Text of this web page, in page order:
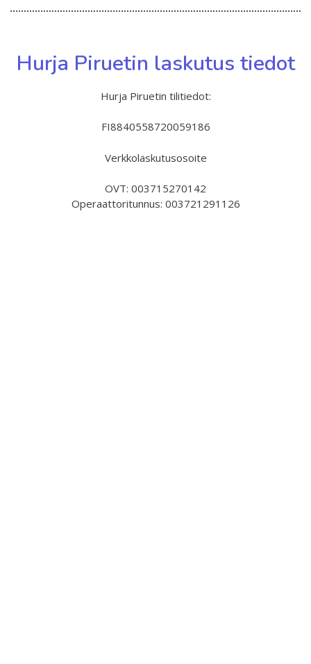
Hurja Piruetin laskutus tiedot
Hurja Piruetin tilitiedot:
FI8840558720059186
Verkkolaskutusosoite
OVT: 003715270142
Operaattoritunnus: 003721291126